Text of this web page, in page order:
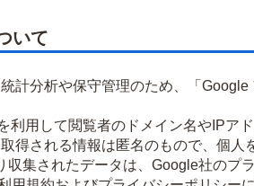
いて
計分析や保守管理のため、「
利用して閲覧者のドメイン名やIPア
得される情報は匿名のもので、個人
集されたデータは、Google社のプ